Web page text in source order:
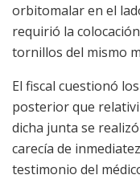
orbitomalar en el
requirió la
tornillos del mismo
El fiscal cuestionó
posterior que
dicha junta se
carecía de
testimonio del